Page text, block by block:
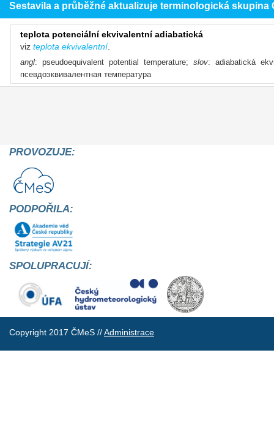
Sestavila a průběžné aktualizuje terminologická
teplota potenciální ekvivalentní adiabatická
viz teplota ekvivalentní.
angl: pseudoequivalent potential temperature; slov: adiabatická
псевдоэквивалентная температура
PROVOZUJE:
PODPOŘILA:
SPOLUPRACUJÍ:
Copyright 2017 ČMeS //Administrace